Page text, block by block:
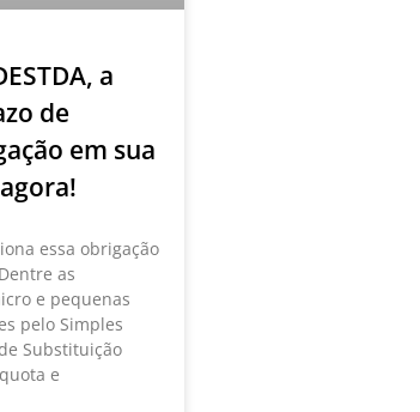
a
de
em sua
essa obrigação
as
e pequenas
pelo Simples
Substituição
e